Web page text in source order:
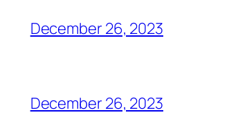
December 26, 2023
December 26, 2023